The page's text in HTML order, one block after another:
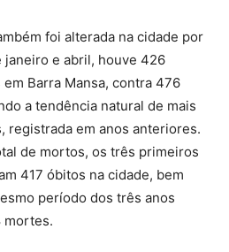
foi alterada na cidade por
janeiro e abril, houve 426
Barra Mansa, contra 476
a tendência natural de mais
registrada em anos anteriores.
de mortos, os três primeiros
417 óbitos na cidade, bem
período dos três anos
mortes.